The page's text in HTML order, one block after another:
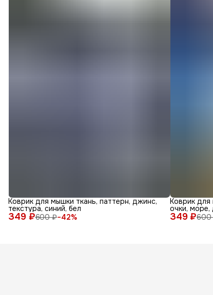
349 ₽600 ₽−42%
Коврик для мышки ткань, паттерн, джинс,
текстура, синий, бел
349 ₽600
Коврик для
очки, море,